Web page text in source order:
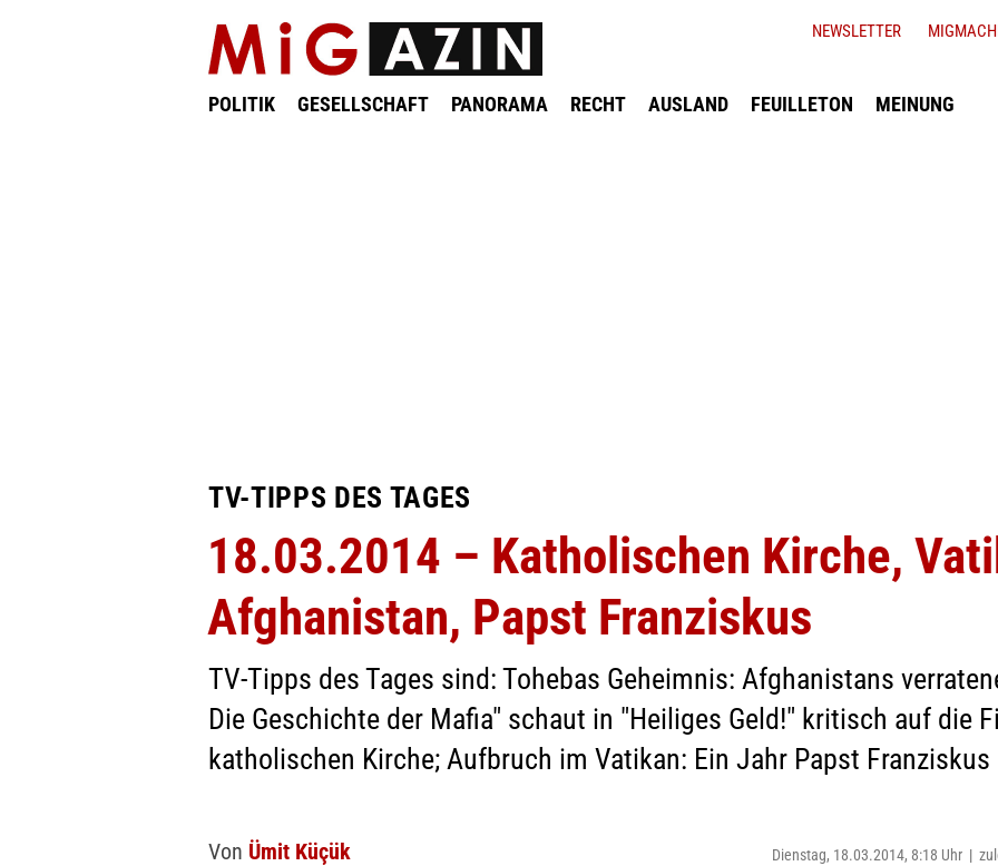
POLITIK GESELLSCHAFT PANORAMA RECHT AUSLAND FEUILLETON MEINUNG
NEWSLETTER
TV-TIPPS DES TAGES
18.03.2014 – Katholischen Kirche,
Afghanistan, Papst Franziskus
TV-Tipps des Tages sind: Tohebas Geheimnis: Afghanistans
Die Geschichte der Mafia" schaut in "Heiliges Geld!" kritisch auf die
katholischen Kirche; Aufbruch im Vatikan: Ein Jahr Papst Franziskus
Von Ümit Küçük Dienstag, 18.03.2014, 8:18 Uhr |